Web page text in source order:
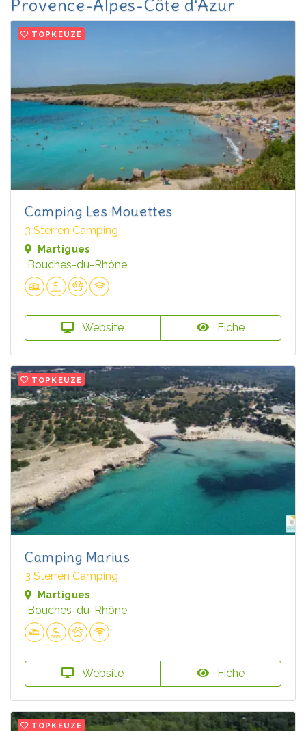
Provence-Alpes-Côte d'Azur
TOPKEUZE
Camping Les Mouettes
3 Sterren Camping
Martigues
Bouches-du-Rhône
Website Fiche
TOPKEUZE
Camping Marius
3 Sterren Camping
Martigues
Bouches-du-Rhône
Website Fiche
TOPKEUZE